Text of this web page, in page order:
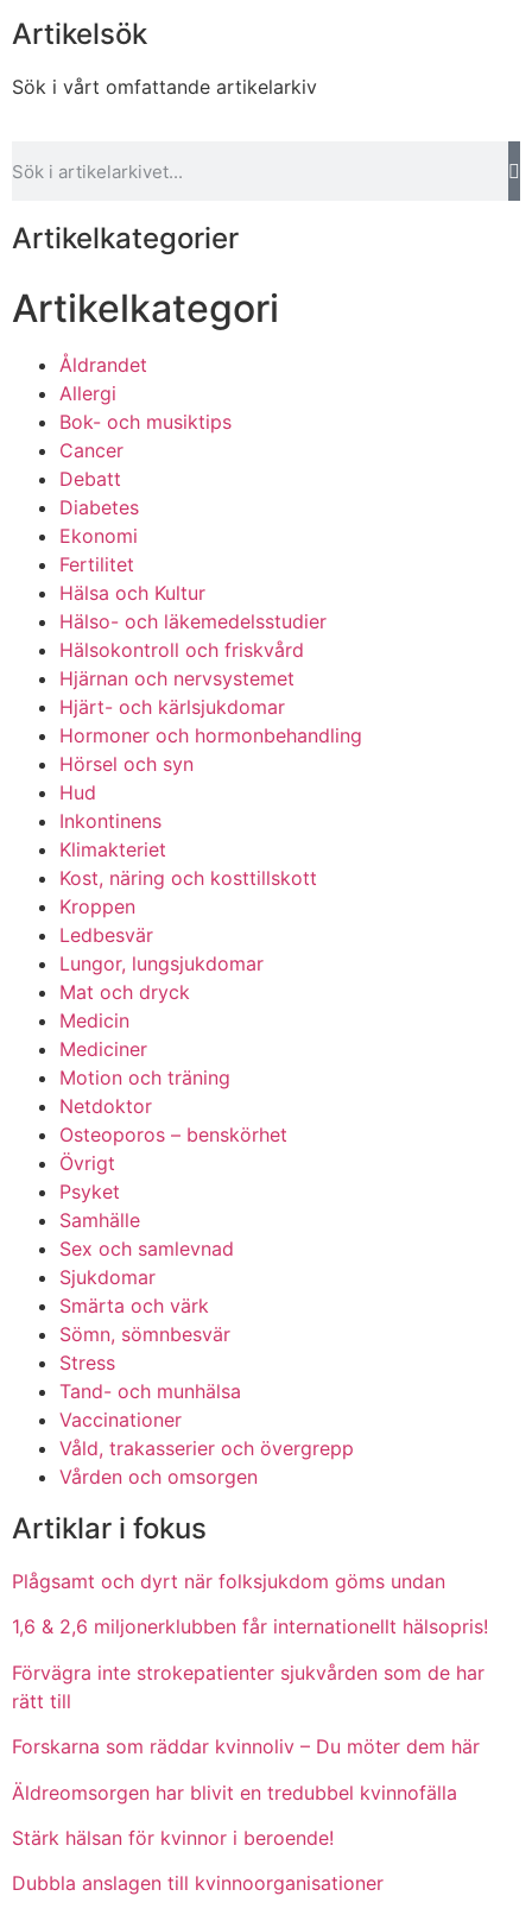
Artikelsök
Sök i vårt omfattande artikelarkiv
Artikelkategorier
Artikelkategori
Åldrandet
Allergi
Bok- och musiktips
Cancer
Debatt
Diabetes
Ekonomi
Fertilitet
Hälsa och Kultur
Hälso- och läkemedelsstudier
Hälsokontroll och friskvård
Hjärnan och nervsystemet
Hjärt- och kärlsjukdomar
Hormoner och hormonbehandling
Hörsel och syn
Hud
Inkontinens
Klimakteriet
Kost, näring och kosttillskott
Kroppen
Ledbesvär
Lungor, lungsjukdomar
Mat och dryck
Medicin
Mediciner
Motion och träning
Netdoktor
Osteoporos – benskörhet
Övrigt
Psyket
Samhälle
Sex och samlevnad
Sjukdomar
Smärta och värk
Sömn, sömnbesvär
Stress
Tand- och munhälsa
Vaccinationer
Våld, trakasserier och övergrepp
Vården och omsorgen
Artiklar i fokus
Plågsamt och dyrt när folksjukdom göms undan
1,6 & 2,6 miljonerklubben får internationellt hälsopris!
Förvägra inte strokepatienter sjukvården som de har
rätt till
Forskarna som räddar kvinnoliv – Du möter dem här
Äldreomsorgen har blivit en tredubbel kvinnofälla
Stärk hälsan för kvinnor i beroende!
Dubbla anslagen till kvinnoorganisationer